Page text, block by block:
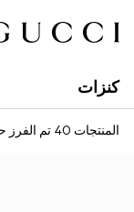
كنزات
المنتجات 40 تم